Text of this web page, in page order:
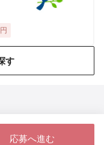
す
応募へ進む